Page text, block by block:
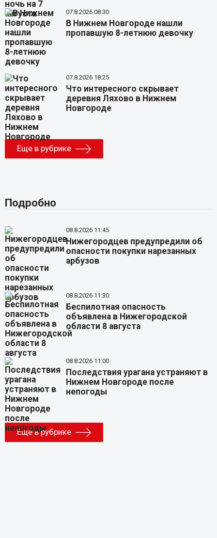
07.8.2026 08:30
В Нижнем Новгороде нашли
пропавшую 8-летнюю девочку
07.8.2026 18:25
Что интересного скрывает
деревня Ляхово в Нижнем
Новгороде
Еще в рубрике
Подробно
08.8.2026 11:45
Нижегородцев предупредили об
опасности покупки нарезанных
арбузов
08.8.2026 11:30
Беспилотная опасность
объявлена в Нижегородской
области 8 августа
08.8.2026 11:00
Последствия урагана устраняют в
Нижнем Новгороде после
непогоды
Еще в рубрике